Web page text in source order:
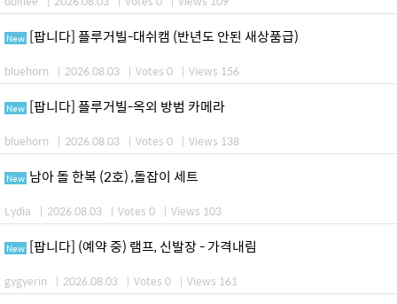
New [팝니다] 플루거빌-대쉬캠 (반년도 안된 새상품급)
bluehorn | 2026.08.03 | Votes 0 | Views 156
New [팝니다] 플루거빌-옥외 방범 카메라
bluehorn | 2026.08.03 | Votes 0 | Views 138
New 남아 돌 한복 (2호) ,돌잡이 세트
Lydia | 2026.08.03 | Votes 0 | Views 103
New [팝니다] (예약 중) 램프, 신발장 - 가격내림
gygyerin | 2026.08.03 | Votes 0 | Views 161